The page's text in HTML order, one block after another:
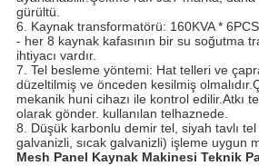
gürültü.
6. Kaynak transformatörü: 160KVA *
- her 8 kaynak kafasının bir su soğutma
ihtiyacı vardır.
7. Tel besleme yöntemi: Hat telleri ve
düzeltilmiş ve önceden kesilmiş
mekanik huni cihazı ile kontrol edilir.Atkı
olarak gönder. kullanılan telhaznede.
8. Düşük karbonlu demir tel, siyah tavlı
galvanizli, sıcak galvanizli) işleme uygun
Mesh Panel Kaynak Makinesi Teknik